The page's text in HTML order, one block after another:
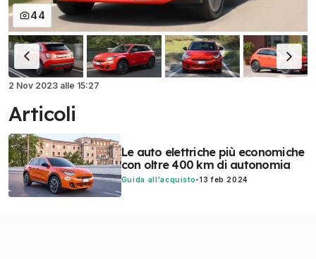
44
2 Nov 2023 alle 15:27
Articoli
Le auto elettriche più economiche
con oltre 400 km di autonomia
Guida all'acquisto-13 feb 2024